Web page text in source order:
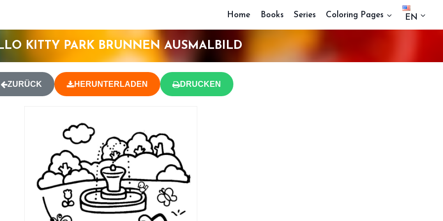
Home Books Series Coloring Pages EN
KITTY PARK BRUNNEN AUSMALBILD
ZURÜCK HERUNTERLADEN DRUCKEN